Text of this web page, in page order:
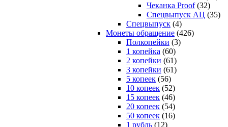
Чеканка Proof(32)
Спецвыпуск АЦ (35)
Спецвыпуск (4)
Монеты обращение (426)
Полкопейки (3)
1 копейка (60)
2 копейки (61)
3 копейки (61)
5 копеек (56)
10 копеек (52)
15 копеек (46)
20 копеек (54)
50 копеек (16)
1 рубль (12)